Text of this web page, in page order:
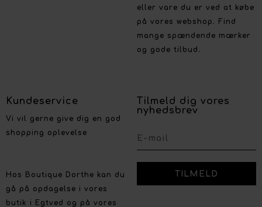
eller vare du er ved at købe
på vores webshop. Find
mange spændende mærker
og gode tilbud.
Kundeservice
Vi vil gerne give dig en god
shopping oplevelse
Hos Boutique Dorthe kan du
gå på opdagelse i vores
butik i Egtved og på vores
Tilmeld dig vores
nyhedsbrev